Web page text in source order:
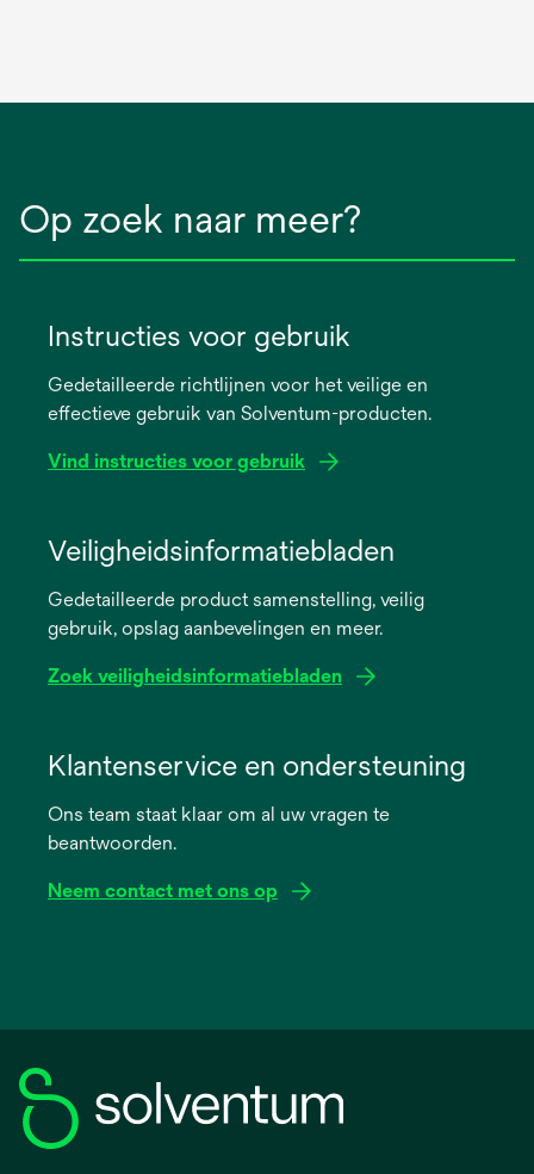
Op zoek naar meer?
Instructies voor gebruik
Gedetailleerde richtlijnen voor het veilige en
effectieve gebruik van Solventum-producten.
Vind instructies voor gebruik
new
Veiligheidsinformatiebladen
Gedetailleerde product samenstelling, veilig
gebruik, opslag aanbevelingen en meer.
Zoek veiligheidsinformatiebladen
new
Klantenservice en ondersteuning
Ons team staat klaar om al uw vragen te
beantwoorden.
Neem contact met ons op